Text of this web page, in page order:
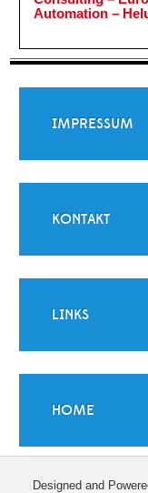
Automation –
IMPRESSUM
KONTAKT
LINKS
HOME
Designed and